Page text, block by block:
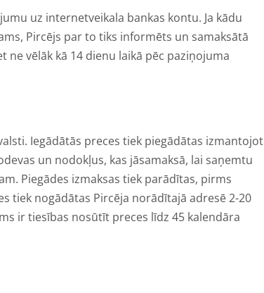
uz internetveikala bankas kontu. Ja kādu
Pircējs par to tiks informēts un samaksātā
ne vēlāk kā 14 dienu laikā pēc paziņojuma
Iegādātās preces tiek piegādātas izmantojot
un nodokļus, kas jāsamaksā, lai saņemtu
Piegādes izmaksas tiek parādītas, pirms
tiek nogādātas Pircēja norādītajā adresē 2-20
ir tiesības nosūtīt preces līdz 45 kalendāra